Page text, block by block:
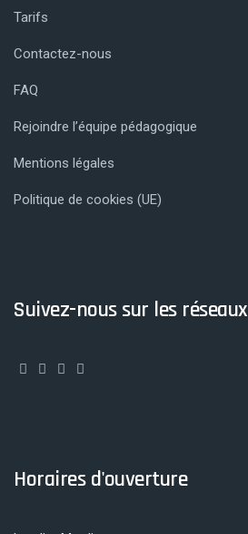
Tarifs
Contactez-nous
FAQ
Rejoindre l’équipe pédagogique
Mentions légales
Politique de cookies (UE)
Suivez-nous sur les réseaux
Horaires d'ouverture